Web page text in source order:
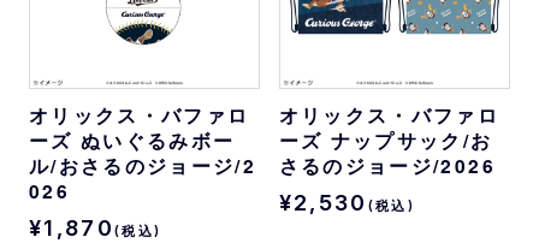
オリックス・バファロ
ーズ ぬいぐるみボー
ル/おさるのジョージ/2
026
¥1,870 (税込)
オリックス・バファロ
ーズ ナップサック/お
さるのジョージ/2026
¥2,530 (税込)